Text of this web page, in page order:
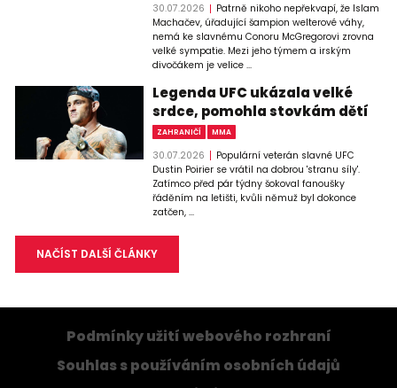
30.07.2026
Patrně nikoho nepřekvapí, že Islam
Machačev, úřadující šampion welterové váhy,
nemá ke slavnému Conoru McGregorovi zrovna
velké sympatie. Mezi jeho týmem a irským
divočákem je velice ...
Legenda UFC ukázala velké
srdce, pomohla stovkám dětí
ZAHRANIČÍ MMA
30.07.2026
Populární veterán slavné UFC
Dustin Poirier se vrátil na dobrou 'stranu síly'.
Zatímco před pár týdny šokoval fanoušky
řáděním na letišti, kvůli němuž byl dokonce
zatčen, ...
NAČÍST DALŠÍ ČLÁNKY
Podmínky užití webového rozhraní
Souhlas s používáním osobních údajů